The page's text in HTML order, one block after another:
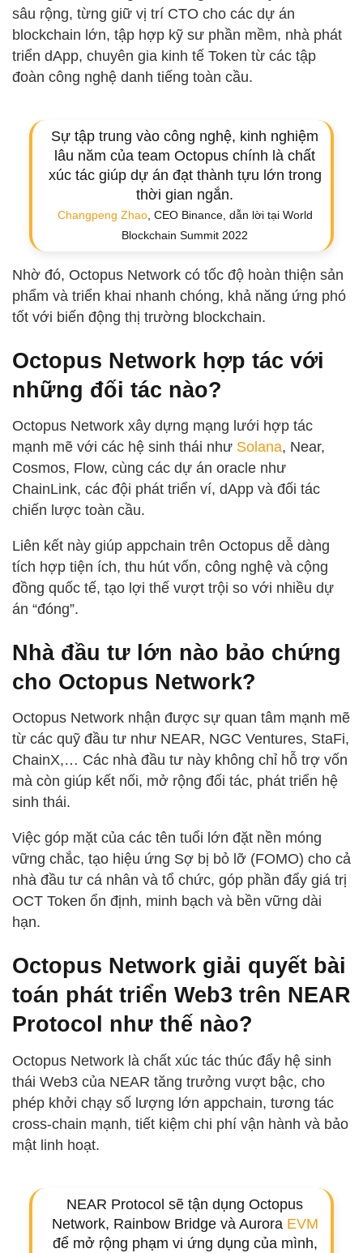
sâu rộng, từng giữ vị trí CTO cho các dự án
blockchain lớn, tập hợp kỹ sư phần mềm, nhà phát
triển dApp, chuyên gia kinh tế Token từ các tập
đoàn công nghệ danh tiếng toàn cầu.
Sự tập trung vào công nghệ, kinh nghiệm
lâu năm của team Octopus chính là chất
xúc tác giúp dự án đạt thành tựu lớn trong
thời gian ngắn.
Changpeng Zhao, CEO Binance, dẫn lời tại World
Blockchain Summit 2022
Nhờ đó, Octopus Network có tốc độ hoàn thiện sản
phẩm và triển khai nhanh chóng, khả năng ứng phó
tốt với biến động thị trường blockchain.
Octopus Network hợp tác với
những đối tác nào?
Octopus Network xây dựng mạng lưới hợp tác
mạnh mẽ với các hệ sinh thái như Solana, Near,
Cosmos, Flow, cùng các dự án oracle như
ChainLink, các đội phát triển ví, dApp và đối tác
chiến lược toàn cầu.
Liên kết này giúp appchain trên Octopus dễ dàng
tích hợp tiện ích, thu hút vốn, công nghệ và cộng
đồng quốc tế, tạo lợi thế vượt trội so với nhiều dự
án “đóng”.
Nhà đầu tư lớn nào bảo chứng
cho Octopus Network?
Octopus Network nhận được sự quan tâm mạnh mẽ
từ các quỹ đầu tư như NEAR, NGC Ventures, StaFi,
ChainX,… Các nhà đầu tư này không chỉ hỗ trợ vốn
mà còn giúp kết nối, mở rộng đối tác, phát triển hệ
sinh thái.
Việc góp mặt của các tên tuổi lớn đặt nền móng
vững chắc, tạo hiệu ứng Sợ bị bỏ lỡ (FOMO) cho cả
nhà đầu tư cá nhân và tổ chức, góp phần đẩy giá trị
OCT Token ổn định, minh bạch và bền vững dài
hạn.
Octopus Network giải quyết bài
toán phát triển Web3 trên NEAR
Protocol như thế nào?
Octopus Network là chất xúc tác thúc đẩy hệ sinh
thái Web3 của NEAR tăng trưởng vượt bậc, cho
phép khởi chạy số lượng lớn appchain, tương tác
cross-chain mạnh, tiết kiệm chi phí vận hành và bảo
mật linh hoạt.
NEAR Protocol sẽ tận dụng Octopus
Network, Rainbow Bridge và Aurora EVM
để mở rộng phạm vi ứng dụng của mình,